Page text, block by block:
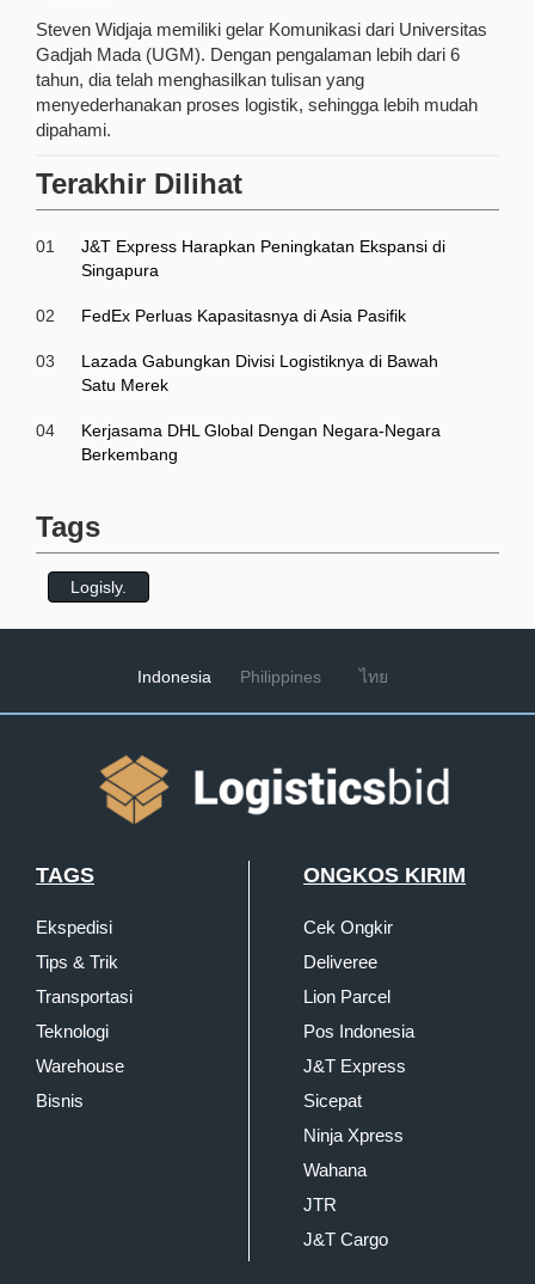
Steven Widjaja memiliki gelar Komunikasi dari Universitas
Gadjah Mada (UGM). Dengan pengalaman lebih dari 6
tahun, dia telah menghasilkan tulisan yang
menyederhanakan proses logistik, sehingga lebih mudah
dipahami.
Terakhir Dilihat
01
J&T Express Harapkan Peningkatan Ekspansi di
Singapura
02 FedEx Perluas Kapasitasnya di Asia Pasifik
03
Lazada Gabungkan Divisi Logistiknya di Bawah
Satu Merek
04
Kerjasama DHL Global Dengan Negara-Negara
Berkembang
Tags
Logisly.
Indonesia Philippines ไทย
TAGS
Ekspedisi
Tips & Trik
Transportasi
Teknologi
Warehouse
Bisnis
ONGKOS KIRIM
Cek Ongkir
Deliveree
Lion Parcel
Pos Indonesia
J&T Express
Sicepat
Ninja Xpress
Wahana
JTR
J&T Cargo